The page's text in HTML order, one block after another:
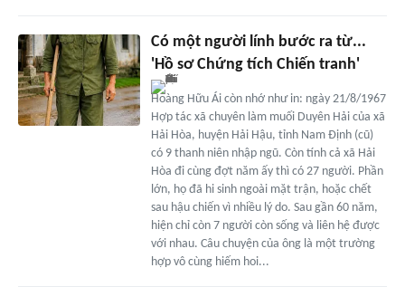
Có một người lính bước ra từ...
'Hồ sơ Chứng tích Chiến tranh'
Hoàng Hữu Ái còn nhớ như in: ngày 21/8/1967
Hợp tác xã chuyên làm muối Duyên Hải của xã
Hải Hòa, huyện Hải Hậu, tỉnh Nam Định (cũ)
có 9 thanh niên nhập ngũ. Còn tính cả xã Hải
Hòa đi cùng đợt năm ấy thì có 27 người. Phần
lớn, họ đã hi sinh ngoài mặt trận, hoặc chết
sau hậu chiến vì nhiều lý do. Sau gần 60 năm,
hiện chỉ còn 7 người còn sống và liên hệ được
với nhau. Câu chuyện của ông là một trường
hợp vô cùng hiếm hoi...